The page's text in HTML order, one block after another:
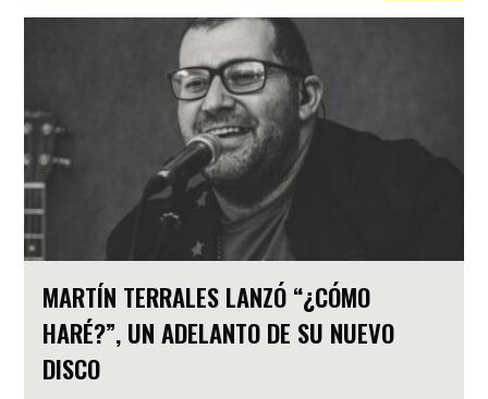
MARTÍN TERRALES LANZÓ “¿CÓMO
HARÉ?”, UN ADELANTO DE SU NUEVO
DISCO